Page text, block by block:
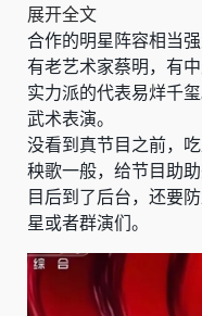
展开全文
合作的明星阵容相当强
有老艺术家蔡明，有
实力派的代表易烊千
武术表演。
没看到真节目之前，
秧歌一般，给节目助
目后到了后台，还要
星或者群演们。